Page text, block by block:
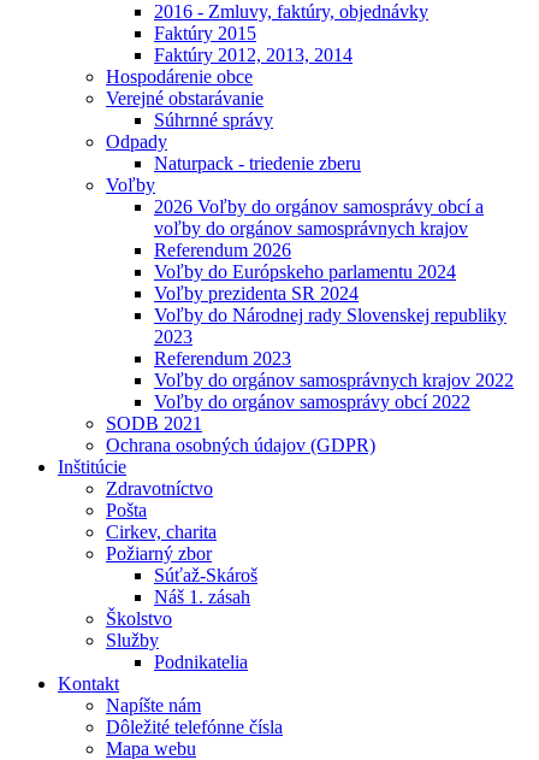
2016 - Zmluvy, faktúry, objednávky
Faktúry 2015
Faktúry 2012, 2013, 2014
Hospodárenie obce
Verejné obstarávanie
Súhrnné správy
Odpady
Naturpack - triedenie zberu
Voľby
2026 Voľby do orgánov samosprávy obcí a
voľby do orgánov samosprávnych krajov
Referendum 2026
Voľby do Európskeho parlamentu 2024
Voľby prezidenta SR 2024
Voľby do Národnej rady Slovenskej republiky
2023
Referendum 2023
Voľby do orgánov samosprávnych krajov 2022
Voľby do orgánov samosprávy obcí 2022
SODB 2021
Ochrana osobných údajov (GDPR)
Inštitúcie
Zdravotníctvo
Pošta
Cirkev, charita
Požiarný zbor
Súťaž-Skároš
Náš 1. zásah
Školstvo
Služby
Podnikatelia
Kontakt
Napíšte nám
Dôležité telefónne čísla
Mapa webu